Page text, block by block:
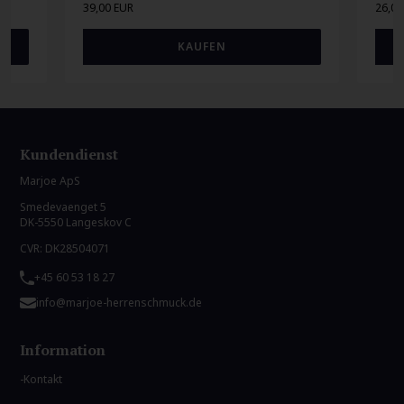
39,00 EUR
Kundendienst
Marjoe ApS
Smedevaenget 5
DK-5550 Langeskov C
CVR: DK28504071
+45 60 53 18 27
info@marjoe-herrenschmuck.de
Information
Kontakt